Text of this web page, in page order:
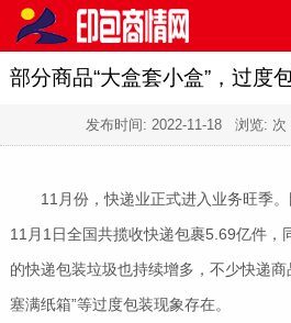
部分商品“大盒套小盒”，过度
发布时间: 2022-11-18浏览: 次
11月份，快递业正式进入业务旺季。
11月1日全国共揽收快递包裹5.69亿件，
的快递包装垃圾也持续增多，不少快递商
塞满纸箱”等过度包装现象存在。